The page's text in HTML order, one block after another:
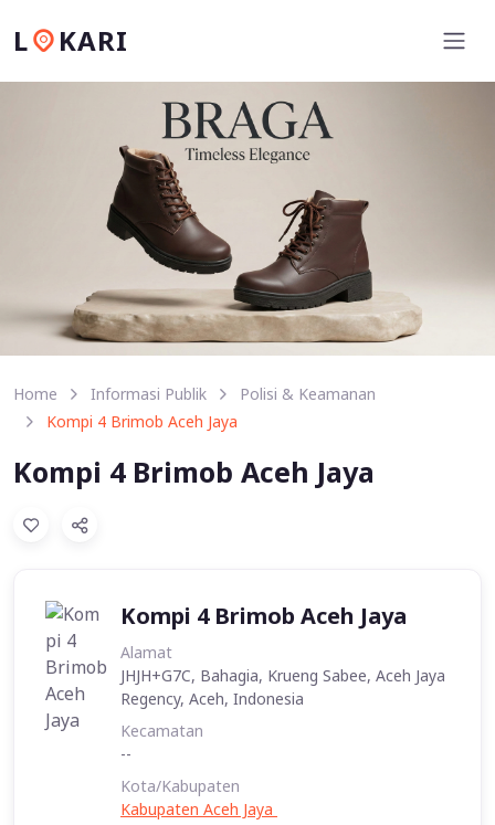
L KARI
Home Informasi Publik
Polisi & Keamanan
Kompi 4 Brimob Aceh Jaya
Kompi 4 Brimob Aceh Jaya
Kompi 4 Brimob Aceh Jaya
Alamat
JHJH+G7C, Bahagia, Krueng Sabee, Aceh Jaya
Regency, Aceh, Indonesia
Kecamatan
--
Kota/Kabupaten
Kabupaten Aceh Jaya